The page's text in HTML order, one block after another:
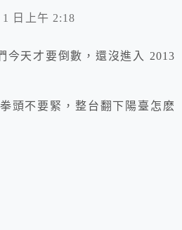
日上午 2:18
今天才要倒數，還沒進入 2013
頭不要緊，整台翻下陽臺怎麽